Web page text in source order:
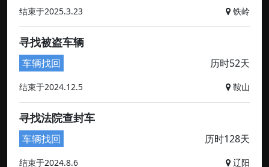
结束于2025.3.23 铁岭
寻找被盗车辆
车辆找回 历时52天
结束于2024.12.5 鞍山
寻找法院查封车
车辆找回 历时128天
结束于2024.8.6 辽阳